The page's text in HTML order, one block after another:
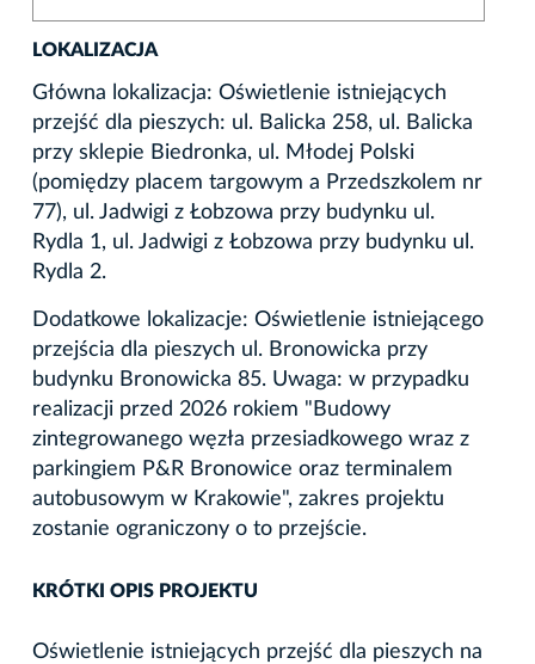
LOKALIZACJA
Główna lokalizacja: Oświetlenie istniejących
przejść dla pieszych: ul. Balicka 258, ul. Balicka
przy sklepie Biedronka, ul. Młodej Polski
(pomiędzy placem targowym a Przedszkolem nr
77), ul. Jadwigi z Łobzowa przy budynku ul.
Rydla 1, ul. Jadwigi z Łobzowa przy budynku ul.
Rydla 2.
Dodatkowe lokalizacje: Oświetlenie istniejącego
przejścia dla pieszych ul. Bronowicka przy
budynku Bronowicka 85. Uwaga: w przypadku
realizacji przed 2026 rokiem "Budowy
zintegrowanego węzła przesiadkowego wraz z
parkingiem P&R Bronowice oraz terminalem
autobusowym w Krakowie", zakres projektu
zostanie ograniczony o to przejście.
KRÓTKI OPIS PROJEKTU
Oświetlenie istniejących przejść dla pieszych na